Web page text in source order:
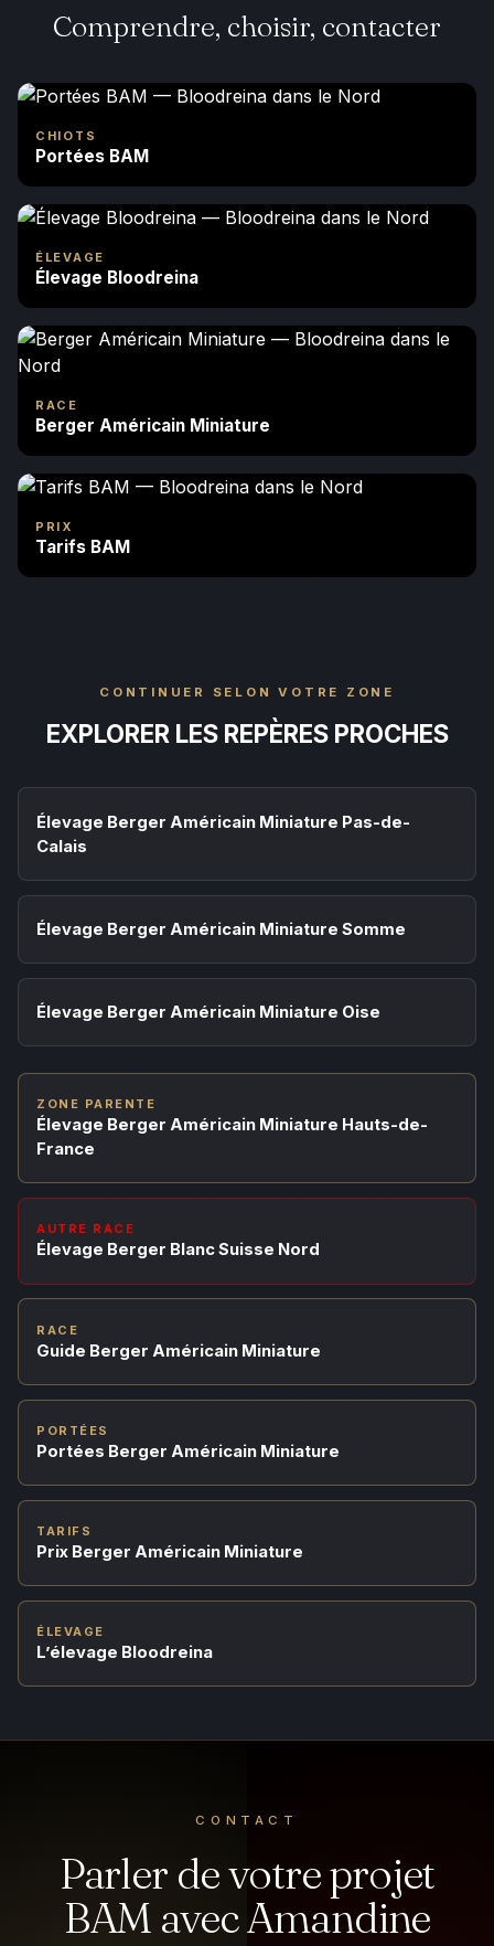
Comprendre, choisir, contacter
CHIOTS
Portées BAM
ÉLEVAGE
Élevage Bloodreina
RACE
Berger Américain Miniature
PRIX
Tarifs BAM
CONTINUER SELON VOTRE ZONE
EXPLORER LES REPÈRES PROCHES
Élevage Berger Américain Miniature Pas-de-
Calais
Élevage Berger Américain Miniature Somme
Élevage Berger Américain Miniature Oise
ZONE PARENTE
Élevage Berger Américain Miniature Hauts-de-
France
AUTRE RACE
Élevage Berger Blanc Suisse Nord
RACE
Guide Berger Américain Miniature
PORTÉES
Portées Berger Américain Miniature
TARIFS
Prix Berger Américain Miniature
ÉLEVAGE
L’élevage Bloodreina
CONTACT
Parler de votre projet
BAM avec Amandine